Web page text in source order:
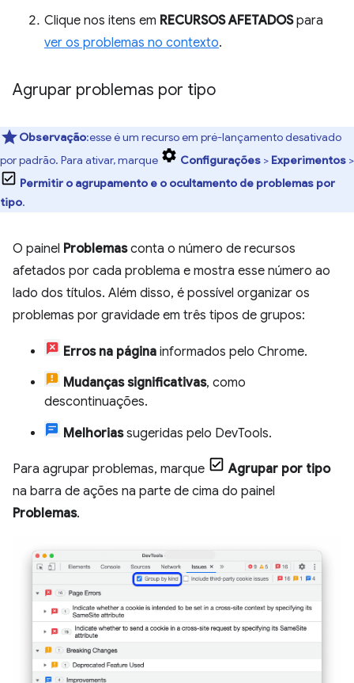
Clique nos itens em RECURSOS AFETADOSpara
ver os problemas no contexto.
Agrupar problemas por tipo
Observação:esse é um recurso em pré-lançamento desativado
por padrão. Para ativar, marque
Configurações > Experimentos >
Permitir o agrupamento e o ocultamento de problemas por
tipo.
O painel Problemasconta o número de recursos
afetados por cada problema e mostra esse número ao
lado dos títulos. Além disso, é possível organizar os
problemas por gravidade em três tipos de grupos:
Erros na página informados pelo Chrome.
Mudanças significativas, como
descontinuações.
Melhoriassugeridas pelo DevTools.
Para agrupar problemas, marque
Agrupar por tipo
na barra de ações na parte de cima do painel
Problemas.